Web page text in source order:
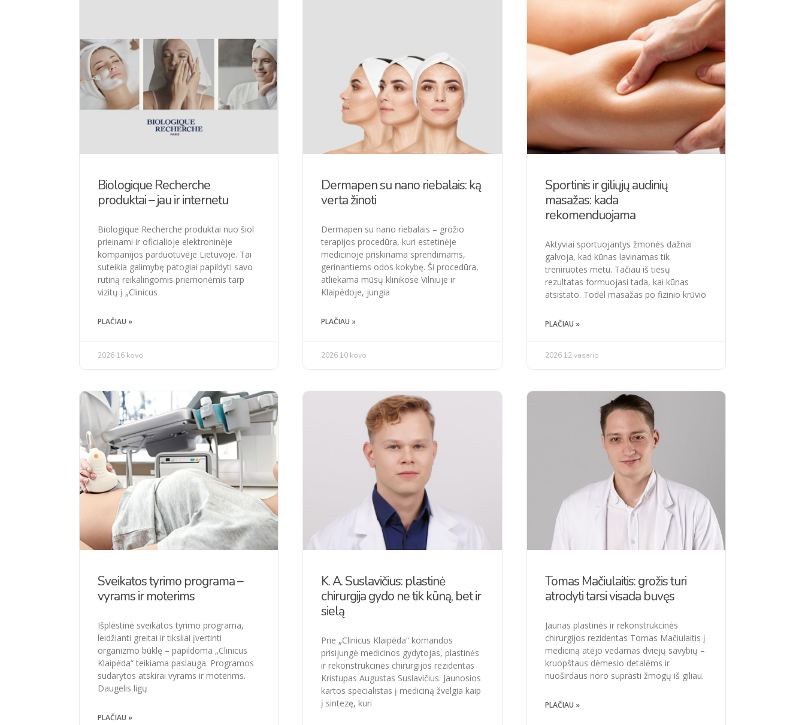
Biologique Recherche
produktai – jau ir internetu
Biologique Recherche produktai nuo šiol
prieinami ir oficialioje elektroninėje
kompanijos parduotuvėje Lietuvoje. Tai
suteikia galimybę patogiai papildyti savo
rutiną reikalingomis priemonėmis tarp
vizitų į „Clinicus
PLAČIAU »
2026 16 kovo
Dermapen su nano riebalais: ką
verta žinoti
Dermapen su nano riebalais – grožio
terapijos procedūra, kuri estetinėje
medicinoje priskiriama sprendimams,
gerinantiems odos kokybę. Ši procedūra,
atliekama mūsų klinikose Vilniuje ir
Klaipėdoje, jungia
PLAČIAU »
2026 10 kovo
Sportinis ir giliųjų audinių
masažas: kada
rekomenduojama
Aktyviai sportuojantys žmonės dažnai
galvoja, kad kūnas lavinamas tik
treniruotės metu. Tačiau iš tiesų
rezultatas formuojasi tada, kai kūnas
atsistato. Todėl masažas po fizinio krūvio
PLAČIAU »
2026 12 vasario
Sveikatos tyrimo programa –
vyrams ir moterims
Išplėstinė sveikatos tyrimo programa,
leidžianti greitai ir tiksliai įvertinti
organizmo būklę – papildoma „Clinicus
Klaipėda“ teikiama paslauga. Programos
sudarytos atskirai vyrams ir moterims.
Daugelis ligų
PLAČIAU »
K. A. Suslavičius: plastinė
chirurgija gydo ne tik kūną, bet ir
sielą
Prie „Clinicus Klaipėda“ komandos
prisijungė medicinos gydytojas, plastinės
ir rekonstrukcinės chirurgijos rezidentas
Kristupas Augustas Suslavičius. Jaunosios
kartos specialistas į mediciną žvelgia kaip
į sintezę, kuri
Tomas Mačiulaitis: grožis turi
atrodyti tarsi visada buvęs
Jaunas plastinės ir rekonstrukcinės
chirurgijos rezidentas Tomas Mačiulaitis į
mediciną atėjo vedamas dviejų savybių –
kruopštaus dėmesio detalėms ir
nuoširdaus noro suprasti žmogų iš giliau.
PLAČIAU »